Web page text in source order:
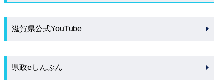
滋賀県公式YouTube
県政eしんぶん